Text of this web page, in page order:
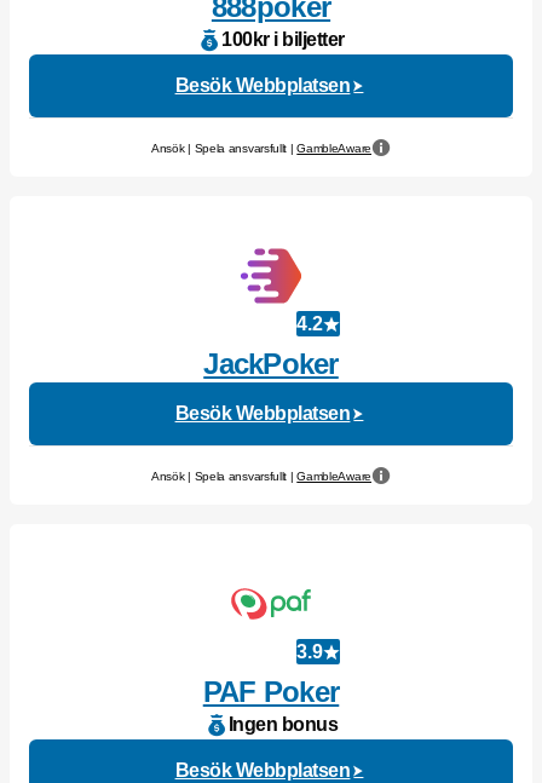
888poker
100kr i biljetter
Besök Webbplatsen
Ansök | Spela ansvarsfullt |GambleAware
4.2
JackPoker
Besök Webbplatsen
Ansök | Spela ansvarsfullt |GambleAware
3.9
PAF Poker
Ingen bonus
Besök Webbplatsen